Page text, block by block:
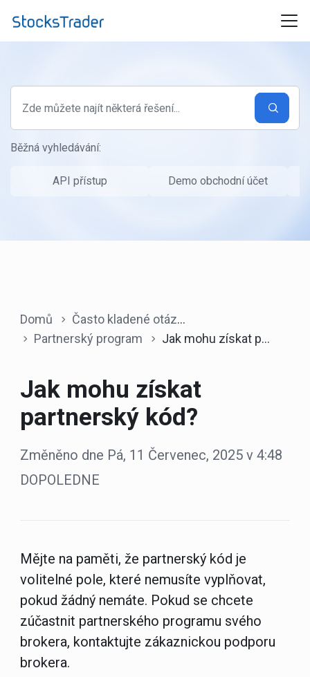
Běžná vyhledávání:
API přístup Demo obchodní účet
Domů
Často kladené otázky
Partnerský program
Jak mohu získat partnerský kód?
Jak mohu získat
partnerský kód?
Změněno dne Pá, 11 Červenec, 2025 v 4:48
DOPOLEDNE
Mějte na paměti, že partnerský kód je
volitelné pole, které nemusíte vyplňovat,
pokud žádný nemáte. Pokud se chcete
zúčastnit partnerského programu svého
brokera, kontaktujte zákaznickou podporu
brokera.